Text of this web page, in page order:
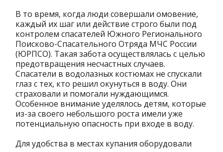
В то время, когда люди совершали омовение,
каждый их шаг или действие строго были под
контролем спасателей Южного Регионального
Поисково-Спасательного Отряда МЧС России
(ЮРПСО). Такая забота осуществлялась с целью
предотвращения несчастных случаев.
Спасатели в водолазных костюмах не спускали
глаз с тех, кто решил окунуться в воду. Они
страховали и помогали нуждающимся.
Особенное внимание уделялось детям, которые
из-за своего небольшого роста имели уже
потенциальную опасность при входе в воду.
Для удобства в местах купания оборудовали